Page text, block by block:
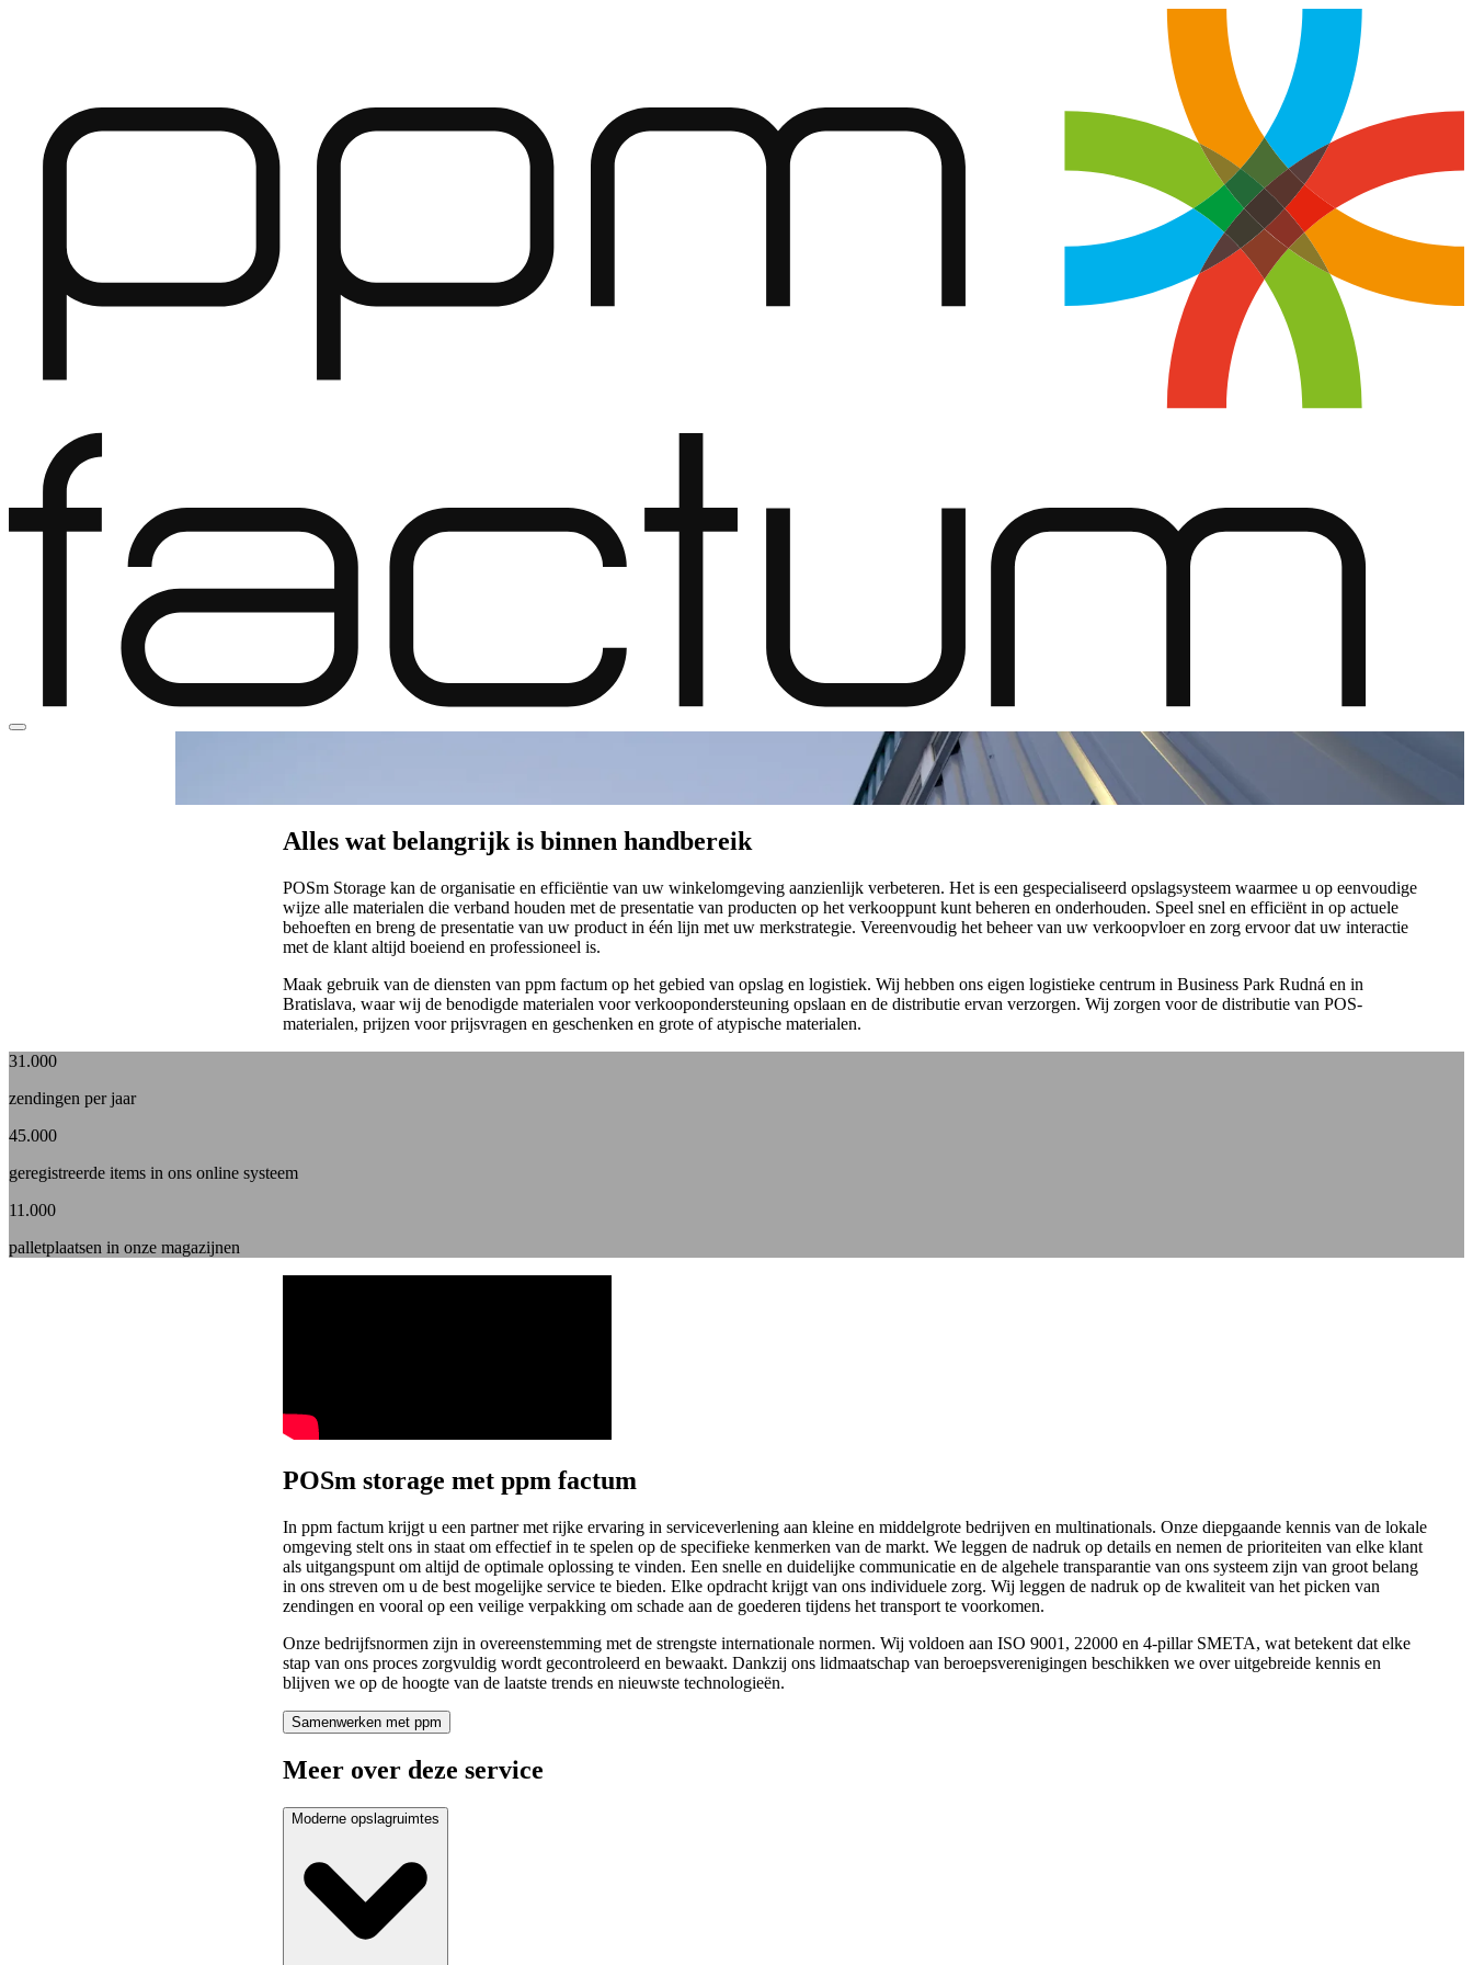
Alles wat belangrijk is binnen handbereik
POSm Storage kan de organisatie en efficiëntie van uw winkelomgeving aanzienlijk verbeteren. Het is een gespecialiseerd opslagsysteem waarmee u op eenvoudige
wijze alle materialen die verband houden met de presentatie van producten op het verkooppunt kunt beheren en onderhouden. Speel snel en efficiënt in op actuele
behoeften en breng de presentatie van uw product in één lijn met uw merkstrategie. Vereenvoudig het beheer van uw verkoopvloer en zorg ervoor dat uw interactie
met de klant altijd boeiend en professioneel is.
Maak gebruik van de diensten van ppm factum op het gebied van opslag en logistiek. Wij hebben ons eigen logistieke centrum in Business Park Rudná en ​​in
Bratislava, waar wij de benodigde materialen voor verkoopondersteuning opslaan en de distributie ervan verzorgen. Wij zorgen voor de distributie van POS-
materialen, prijzen voor prijsvragen en geschenken en grote of atypische materialen.
31 .000
zendingen per jaar
45.000
geregistreerde items in ons online systeem
11 .000
palletplaatsen in onze magazijnen
POSm storage met ppm factum
In ppm factum krijgt u een partner met rijke ervaring in serviceverlening aan kleine en middelgrote bedrijven en multinationals. Onze diepgaande kennis van de lokale
omgeving stelt ons in staat om effectief in te spelen op de specifieke kenmerken van de markt. We leggen de nadruk op details en nemen de prioriteiten van elke klant
als uitgangspunt om altijd de optimale oplossing te vinden. Een snelle en duidelijke communicatie en de algehele transparantie van ons systeem zijn van groot belang
in ons streven om u de best mogelijke service te bieden. Elke opdracht krijgt van ons individuele zorg. Wij leggen de nadruk op de kwaliteit van het picken van
zendingen en vooral op een veilige verpakking om schade aan de goederen tijdens het transport te voorkomen.
Onze bedrijfsnormen zijn in overeenstemming met de strengste internationale normen. Wij voldoen aan ISO 9001, 22000 en 4-pillar SMETA, wat betekent dat elke
stap van ons proces zorgvuldig wordt gecontroleerd en bewaakt. Dankzij ons lidmaatschap van beroepsverenigingen beschikken we over uitgebreide kennis en
blijven we op de hoogte van de laatste trends en nieuwste technologieën.
Samenwerken met ppm
Meer over deze service
Moderne opslagruimtes